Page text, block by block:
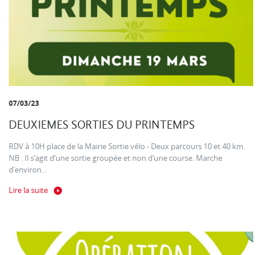
07/03/23
DEUXIEMES SORTIES DU PRINTEMPS
RDV à 10H place de la Mairie Sortie vélo - Deux parcours 10 et 40 km.
NB : Il s’agit d’une sortie groupée et non d’une course. Marche
d’environ...
Lire la suite